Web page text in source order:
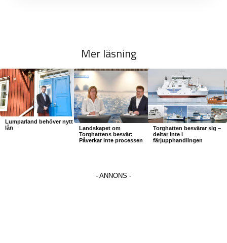
Mer läsning
Lumparland behöver nytt
lån
Landskapet om
Torghattens besvär:
Påverkar inte processen
Torghatten besvärar sig –
deltar inte i
färjupphandlingen